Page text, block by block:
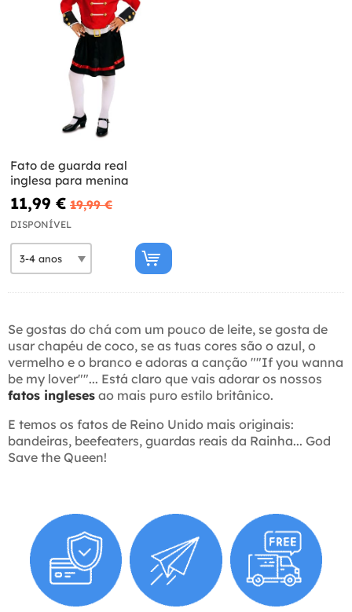
Fato de guarda real
inglesa para menina
11,99 € 19,99 €
DISPONÍVEL
Se gostas do chá com um pouco de leite, se gosta de
usar chapéu de coco, se as tuas cores são o azul, o
vermelho e o branco e adoras a canção ""If you wanna
be my lover""... Está claro que vais adorar os nossos
fatos ingleses ao mais puro estilo britânico.
E temos os fatos de Reino Unido mais originais:
bandeiras, beefeaters, guardas reais da Rainha... God
Save the Queen!